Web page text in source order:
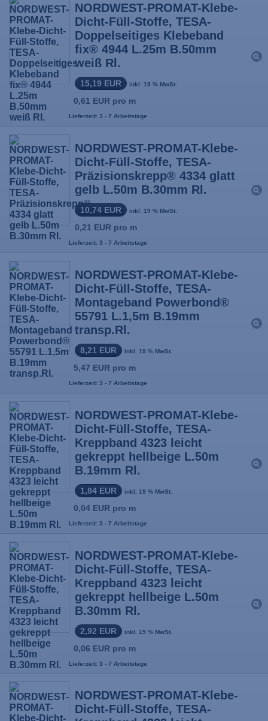
NORDWEST-PROMAT-Klebe-
Dicht-Füll-Stoffe, TESA-
Doppelseitiges Klebeband
fix® 4944 L.25m B.50mm
weiß Rl.
15,19 EUR inkl. 19 % MwSt.
0,61 EUR pro m
Lieferzeit: 3 - 7 Arbeitstage
NORDWEST-PROMAT-Klebe-
Dicht-Füll-Stoffe, TESA-
Präzisionskrepp® 4334 glatt
gelb L.50m B.30mm Rl.
10,74 EUR inkl. 19 % MwSt.
0,21 EUR pro m
Lieferzeit: 3 - 7 Arbeitstage
NORDWEST-PROMAT-Klebe-
Dicht-Füll-Stoffe, TESA-
Montageband Powerbond®
55791 L.1,5m B.19mm
transp.Rl.
8,21 EUR inkl. 19 % MwSt.
5,47 EUR pro m
Lieferzeit: 3 - 7 Arbeitstage
NORDWEST-PROMAT-Klebe-
Dicht-Füll-Stoffe, TESA-
Kreppband 4323 leicht
gekreppt hellbeige L.50m
B.19mm Rl.
1,84 EUR inkl. 19 % MwSt.
0,04 EUR pro m
Lieferzeit: 3 - 7 Arbeitstage
NORDWEST-PROMAT-Klebe-
Dicht-Füll-Stoffe, TESA-
Kreppband 4323 leicht
gekreppt hellbeige L.50m
B.30mm Rl.
2,92 EUR inkl. 19 % MwSt.
0,06 EUR pro m
Lieferzeit: 3 - 7 Arbeitstage
NORDWEST-PROMAT-Klebe-
Dicht-Füll-Stoffe, TESA-